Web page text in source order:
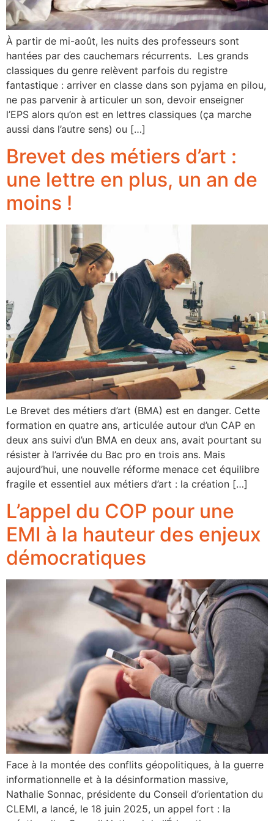
À partir de mi-août, les nuits des professeurs sont
hantées par des cauchemars récurrents. Les grands
classiques du genre relèvent parfois du registre
fantastique : arriver en classe dans son pyjama en pilou,
ne pas parvenir à articuler un son, devoir enseigner
l’EPS alors qu’on est en lettres classiques (ça marche
aussi dans l’autre sens) ou […]
Brevet des métiers d’art :
une lettre en plus, un an de
moins !
Le Brevet des métiers d’art (BMA) est en danger. Cette
formation en quatre ans, articulée autour d’un CAP en
deux ans suivi d’un BMA en deux ans, avait pourtant su
résister à l’arrivée du Bac pro en trois ans. Mais
aujourd’hui, une nouvelle réforme menace cet équilibre
fragile et essentiel aux métiers d’art : la création […]
L’appel du COP pour une
EMI à la hauteur des enjeux
démocratiques
Face à la montée des conflits géopolitiques, à la guerre
informationnelle et à la désinformation massive,
Nathalie Sonnac, présidente du Conseil d’orientation du
CLEMI, a lancé, le 18 juin 2025, un appel fort : la